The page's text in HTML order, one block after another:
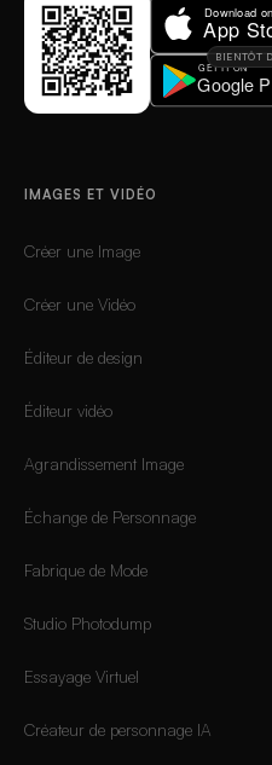
BIENTÔT
IMAGES ET VIDÉO
Créer une Image
Créer une Vidéo
Éditeur de design
Éditeur vidéo
Agrandissement Image
Échange de Personnage
Fabrique de Mode
Studio Photodump
Essayage Virtuel
Créateur de personnage IA